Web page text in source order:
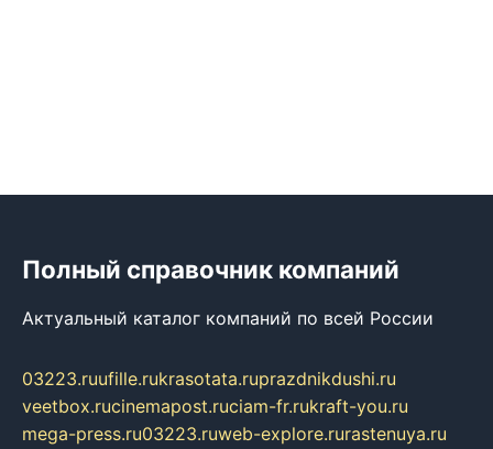
Полный справочник компаний
Актуальный каталог компаний по всей России
03223.ruufille.rukrasotata.ruprazdnikdushi.ru
veetbox.rucinemapost.ruciam-fr.rukraft-you.ru
mega-press.ru03223.ruweb-explore.rurastenuya.ru